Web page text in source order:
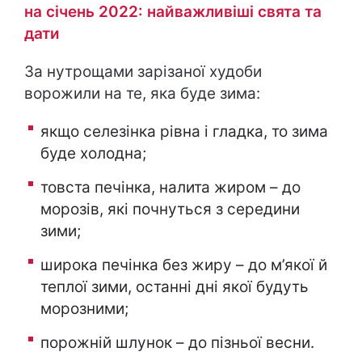
на січень 2022: найважливіші свята та
дати
За нутрощами зарізаної худоби
ворожили на те, яка буде зима:
якщо селезінка рівна і гладка, то зима
буде холодна;
товста печінка, налита жиром – до
морозів, які почнуться з середини
зими;
широка печінка без жиру – до м’якої й
теплої зими, останні дні якої будуть
морозними;
порожній шлунок – до пізньої весни.